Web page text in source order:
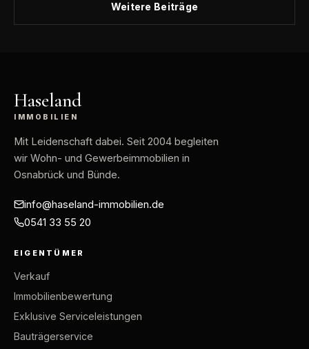
Weitere Beiträge
Haseland
IMMOBILIEN
Mit Leidenschaft dabei. Seit 2004 begleiten
wir Wohn- und Gewerbeimmobilien in
Osnabrück und Bünde.
info@haseland-immobilien.de
0541 33 55 20
EIGENTÜMER
Verkauf
Immobilienbewertung
Exklusive Serviceleistungen
Bauträgerservice